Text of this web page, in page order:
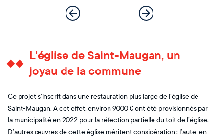
L'église de Saint-Maugan, un
joyau de la commune
Ce projet s’inscrit dans une restauration plus large de l’église de
Saint-Maugan. A cet effet, environ 9000 € ont été provisionnés par
la municipalité en 2022 pour la réfection partielle du toit de l’église.
D’autres œuvres de cette église méritent considération : l’autel en